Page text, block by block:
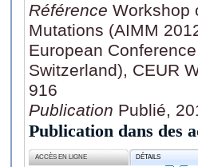
Référence Workshop
Mutations (AIMM
European
Switzerland), CEUR
916
Publication Publié,
Publication dans des
ACCÈS EN LIGNE DÉTAILS